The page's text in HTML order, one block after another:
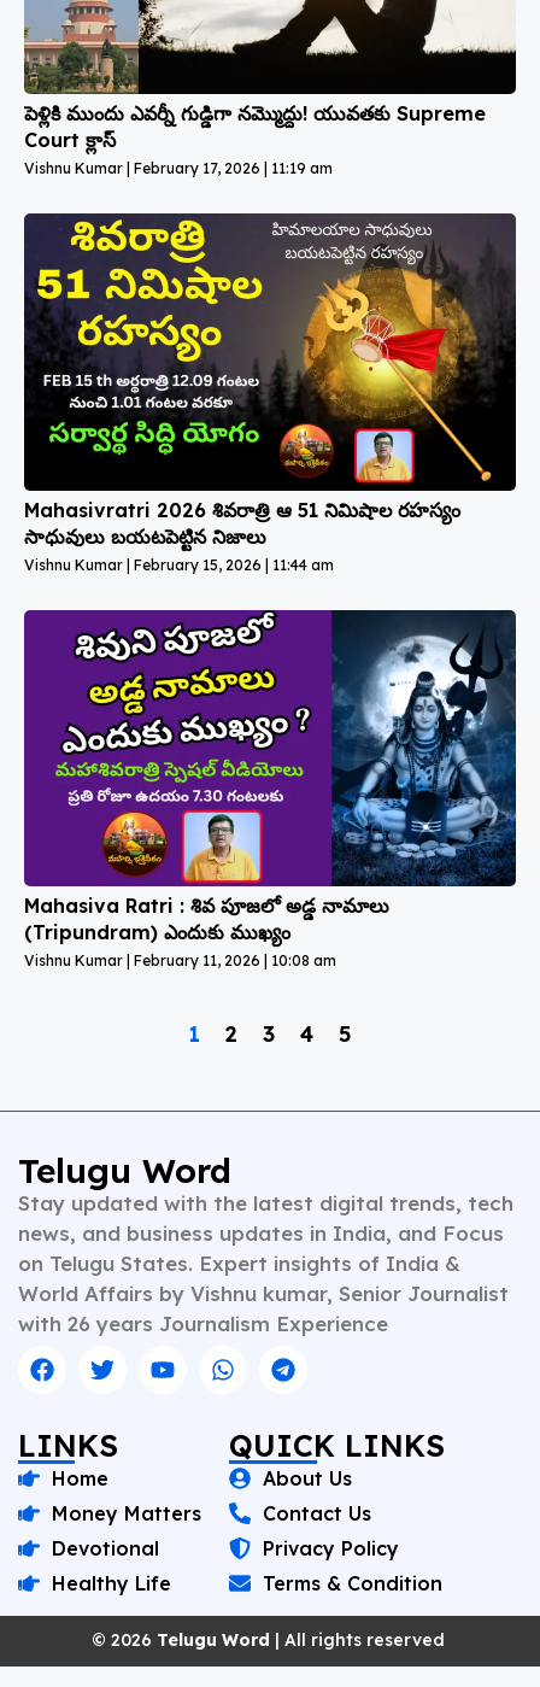
పెళ్లికి ముందు ఎవర్నీ గుడ్డిగా నమ్మొద్దు! యువతకు Supreme
Court క్లాస్
Vishnu Kumar February 17, 2026 11:19 am
Mahasivratri 2026 శివరాత్రి ఆ 51 నిమిషాల రహస్యం
సాధువులు బయటపెట్టిన నిజాలు
Vishnu Kumar February 15, 2026 11:44 am
Mahasiva Ratri : శివ పూజలో అడ్డ నామాలు
(Tripundram) ఎందుకు ముఖ్యం
Vishnu Kumar February 11, 2026 10:08 am
1 2 3 4 5
Telugu Word
Stay updated with the latest digital trends, tech
news, and business updates in India, and Focus
on Telugu States. Expert insights of India &
World Affairs by Vishnu kumar, Senior Journalist
with 26 years Journalism Experience
LINKS
Home
Money Matters
Devotional
Healthy Life
QUICK LINKS
About Us
Contact Us
Privacy Policy
Terms & Condition
© 2026 Telugu Word | All rights reserved